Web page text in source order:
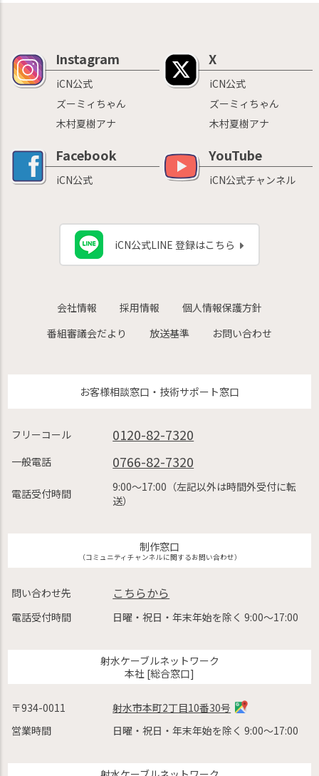
Instagram
iCN公式
ズーミィちゃん
木村夏樹アナ
X
iCN公式
ズーミィちゃん
木村夏樹アナ
Facebook
iCN公式
YouTube
iCN公式チャンネル
iCN公式LINE 登録はこちら
会社情報 採用情報
個人情報保護方針
番組審議会だより
放送基準 お問い合わせ
お客様相談窓口・技術サポート窓口
フリーコール 0120-82-7320
一般電話 0766-82-7320
電話受付時間
9:00〜17:00（左記以外は時間外受付に転
送）
制作窓口
（コミュニティチャンネルに関するお問い合わせ）
問い合わせ先 こちらから
電話受付時間 日曜・祝日・年末年始を除く 9:00〜17:00
射水ケーブルネットワーク
本社 [総合窓口]
〒934-0011
射水市本町2丁目10番30号
営業時間
日曜・祝日・年末年始を除く 9:00〜17:00